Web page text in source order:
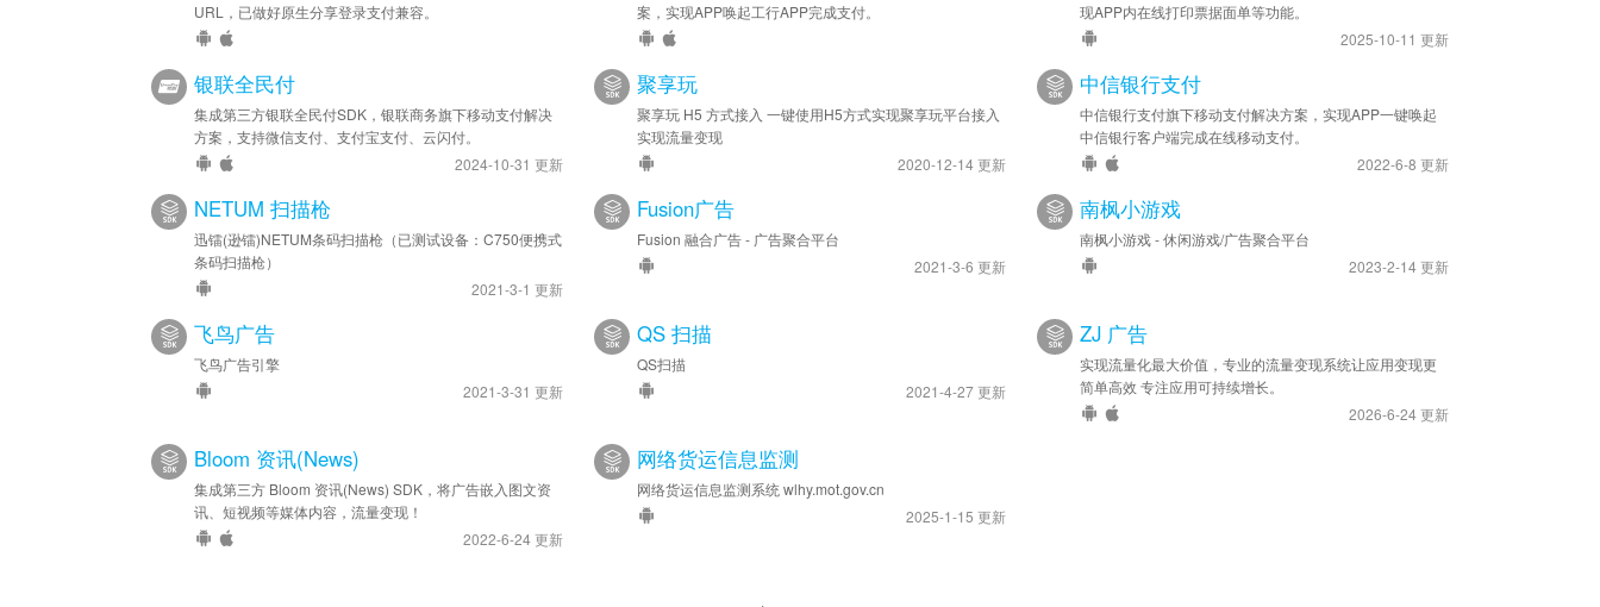
URL，已做好原生分享登录支付兼容。
案，实现APP唤起工行APP完成支付。
现APP内在线打印票据面单等功能。
2025-10-11 更新
银联全民付
集成第三方银联全民付SDK，银联商务旗下移动支付解决
方案，支持微信支付、支付宝支付、云闪付。
2024-10-31 更新
聚享玩
聚享玩 H5 方式接入 一键使用H5方式实现聚享玩平台接入
实现流量变现
2020-12-14 更新
中信银行支付
中信银行支付旗下移动支付解决方案，实现APP一键唤起
中信银行客户端完成在线移动支付。
2022-6-8 更新
NETUM 扫描枪
迅镭(逊镭)NETUM条码扫描枪（已测试设备：C750便携式
条码扫描枪）
2021-3-1 更新
Fusion广告
Fusion 融合广告 - 广告聚合平台
2021-3-6 更新
南枫小游戏
南枫小游戏 - 休闲游戏/广告聚合平台
2023-2-14 更新
飞鸟广告
飞鸟广告引擎
2021-3-31 更新
QS 扫描
QS扫描
2021-4-27 更新
ZJ 广告
实现流量化最大价值，专业的流量变现系统让应用变现更
简单高效 专注应用可持续增长。
2026-6-24 更新
Bloom 资讯(News)
集成第三方 Bloom 资讯(News) SDK，将广告嵌入图文资
讯、短视频等媒体内容，流量变现！
2022-6-24 更新
网络货运信息监测
网络货运信息监测系统 wlhy.mot.gov.cn
2025-1-15 更新